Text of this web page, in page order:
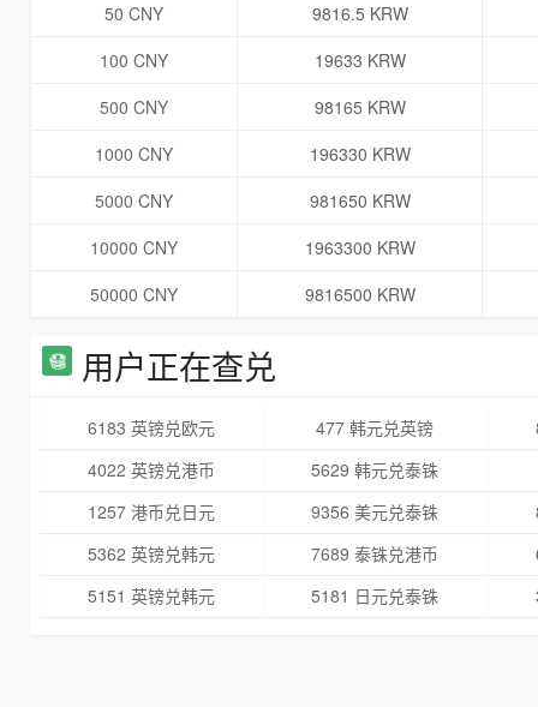
50 CNY
9816.5 KRW
100 CNY
19633 KRW
500 CNY
98165 KRW
1000 CNY
196330 KRW
5000 CNY
981650 KRW
10000 CNY
1963300 KRW
50000 CNY
9816500 KRW
用户正在查兑
6183 英镑兑欧元 477 韩元兑英镑
4022 英镑兑港币
5629 韩元兑泰铢
1257 港币兑日元
9356 美元兑泰铢
5362 英镑兑韩元
7689 泰铢兑港币
5151 英镑兑韩元
5181 日元兑泰铢